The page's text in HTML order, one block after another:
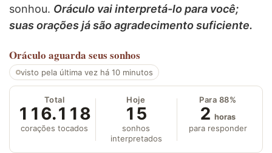
sonhou. Oráculo vai interpretá-lo para você;
suas orações já são agradecimento suficiente.
Oráculo aguarda seus sonhos
visto pela última vez há 10 minutos
Total
116.118
corações tocados
Hoje
15
sonhos
interpretados
Para 88%
2 horas
para responder